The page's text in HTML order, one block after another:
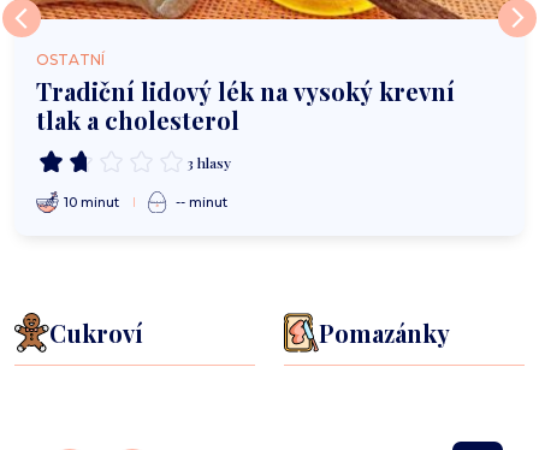
OSTATNÍ
Tradiční lidový lék na vysoký krevní
tlak a cholesterol
3 hlasy
10 minut -- minut
Cukroví Pomazánky